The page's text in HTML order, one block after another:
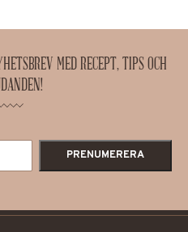
MED RECEPT, TIPS OCH